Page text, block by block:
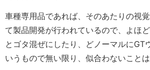
車種専用品であれば、そのあたりの視
て製品開発が行われているので、よほ
とゴタ混ぜにしたり、どノーマルにGT
いうもので無い限り、似合わないことは